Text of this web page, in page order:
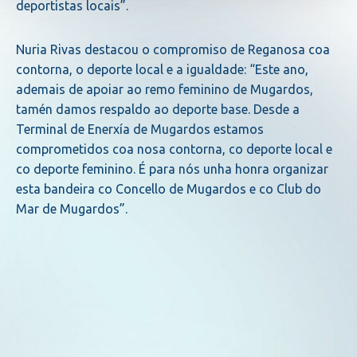
deportistas locais”.
Nuria Rivas destacou o compromiso de Reganosa coa
contorna, o deporte local e a igualdade: “Este ano,
ademais de apoiar ao remo feminino de Mugardos,
tamén damos respaldo ao deporte base. Desde a
Terminal de Enerxía de Mugardos estamos
comprometidos coa nosa contorna, co deporte local e
co deporte feminino. É para nós unha honra organizar
esta bandeira co Concello de Mugardos e co Club do
Mar de Mugardos”.